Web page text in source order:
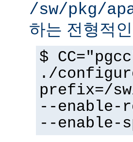
/sw/pkg/
하는 전형적
$
./
prefix=/
--enable-
--enable-